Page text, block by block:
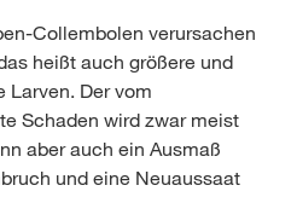
Collembolen verursachen
heißt auch größere und
Larven. Der vom
Schaden wird zwar meist
aber auch ein Ausmaß
und eine Neuaussaat